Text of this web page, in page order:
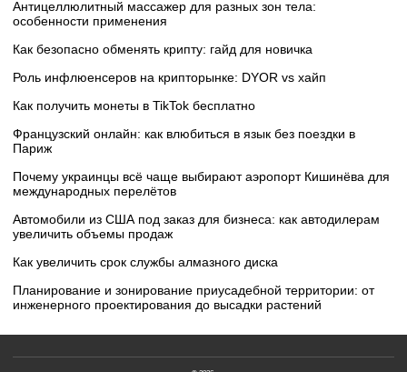
Антицеллюлитный массажер для разных зон тела:
особенности применения
Как безопасно обменять крипту: гайд для новичка
Роль инфлюенсеров на крипторынке: DYOR vs хайп
Как получить монеты в TikTok бесплатно
Французский онлайн: как влюбиться в язык без поездки в
Париж
Почему украинцы всё чаще выбирают аэропорт Кишинёва для
международных перелётов
Автомобили из США под заказ для бизнеса: как автодилерам
увеличить объемы продаж
Как увеличить срок службы алмазного диска
Планирование и зонирование приусадебной территории: от
инженерного проектирования до высадки растений